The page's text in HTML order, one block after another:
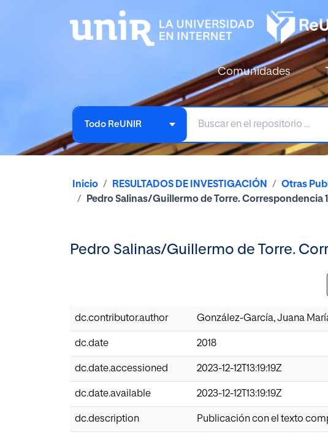
Comunidades
Todo ReUNIR
Inicio RESULTADOS DE INVESTIGACIÓN
Otras
Pedro Salinas/Guillermo de Torre. Correspondencia
Pedro Salinas/Guillermo de Torre.
dc.contributor.author González-García, Juana
dc.date 2018
dc.date.accessioned 2023-12-12T13:19:19Z
dc.date.available 2023-12-12T13:19:19Z
dc.description Publicación con el texto